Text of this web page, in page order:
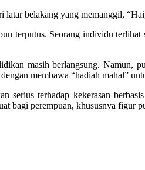
latar belakang yang memanggil,
terputus. Seorang individu
masih berlangsung.
membawa “hadiah mahal”
serius terhadap kekerasan
bagi perempuan, khususnya figur